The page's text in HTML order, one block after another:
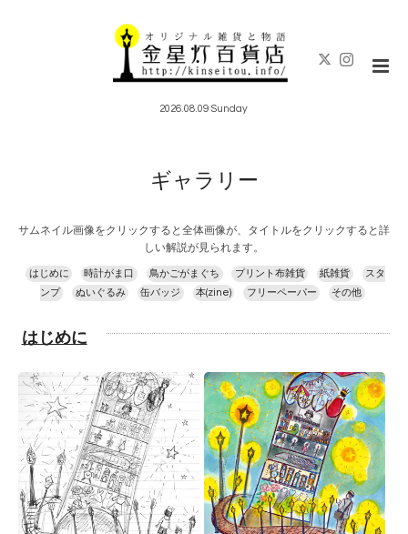
2026.08.09 Sunday
ギャラリー
サムネイル画像をクリックすると全体画像が、タイトルをクリックすると詳
しい解説が見られます。
はじめに 時計がま口 鳥かごがまぐち プリント布雑貨 紙雑貨
スタ
ンプ
ぬいぐるみ 缶バッジ 本(zine) フリーペーパー その他
はじめに